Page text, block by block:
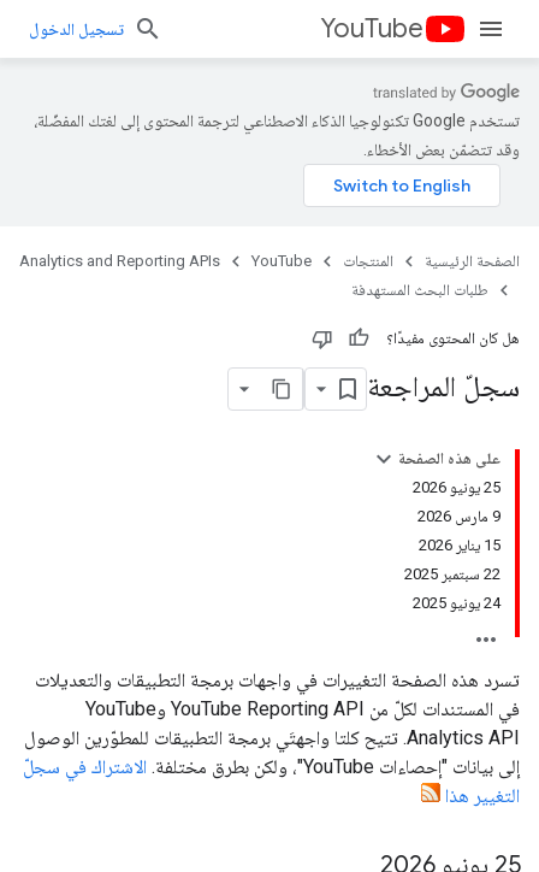
YouTube تسجيل الدخول
تستخدم Google تكنولوجيا الذكاء الاصطناعي لترجمة المحتوى إلى لغتك المفضّلة،
وقد تتضمّن بعض الأخطاء.
الصفحة الرئيسية المنتجات YouTube
Analytics and Reporting APIs
طلبات البحث المستهدفة
هل كان المحتوى مفيدًا؟
سجلّ المراجعة
على هذه الصفحة
‫25 يونيو 2026
‫9 مارس 2026
‫15 يناير 2026
‫22 سبتمبر 2025
‫24 يونيو 2025
تسرد هذه الصفحة التغييرات في واجهات برمجة التطبيقات والتعديلات
في المستندات لكلّ من YouTube Reporting API وYouTube
Analytics API. تتيح كلتا واجهتَي برمجة التطبيقات للمطوّرين الوصول
إلى بيانات "إحصاءات YouTube"، ولكن بطرق مختلفة.
الاشتراك في سجلّ
التغيير هذا
‫25 يونيو 2026